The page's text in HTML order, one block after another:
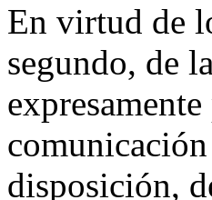
En virtud de
segundo, de
disposición,